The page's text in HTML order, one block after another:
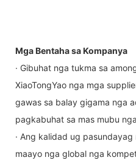
Mga Bentaha sa Kompanya
· Gibuhat nga tukma sa
XiaoTongYao nga mga
gawas sa balay gigama nga
pagkabuhat sa mas mubu
· Ang kalidad ug
maayo nga global nga